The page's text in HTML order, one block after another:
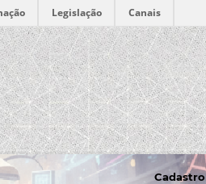
Legislação Canais
Cadastro